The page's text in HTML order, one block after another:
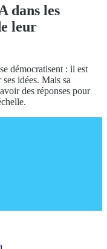
dans les
leur
démocratisent : il est
idées. Mais sa
des réponses pour